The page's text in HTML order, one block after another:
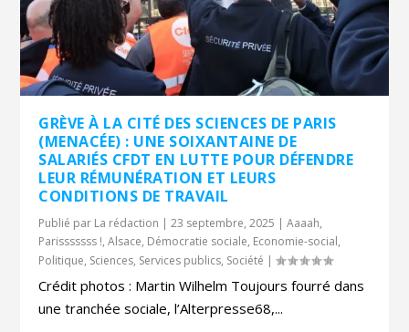
GRÈVE À LA CITÉ DES SCIENCES DE PARIS
(MENACÉE) : UNE SOIXANTAINE DE
SALARIÉS CFDT EN LUTTE POUR DÉFENDRE
LEUR RÉMUNÉRATION ET LEURS
CONDITIONS DE TRAVAIL
Publié par La rédaction |23 septembre, 2025 |Aaaah,
Parisssssss !,Alsace, Démocratie sociale, Economie-social,
Politique, Sciences, Services publics, Société |
Crédit photos : Martin Wilhelm Toujours fourré dans
une tranchée sociale, l’Alterpresse68,...